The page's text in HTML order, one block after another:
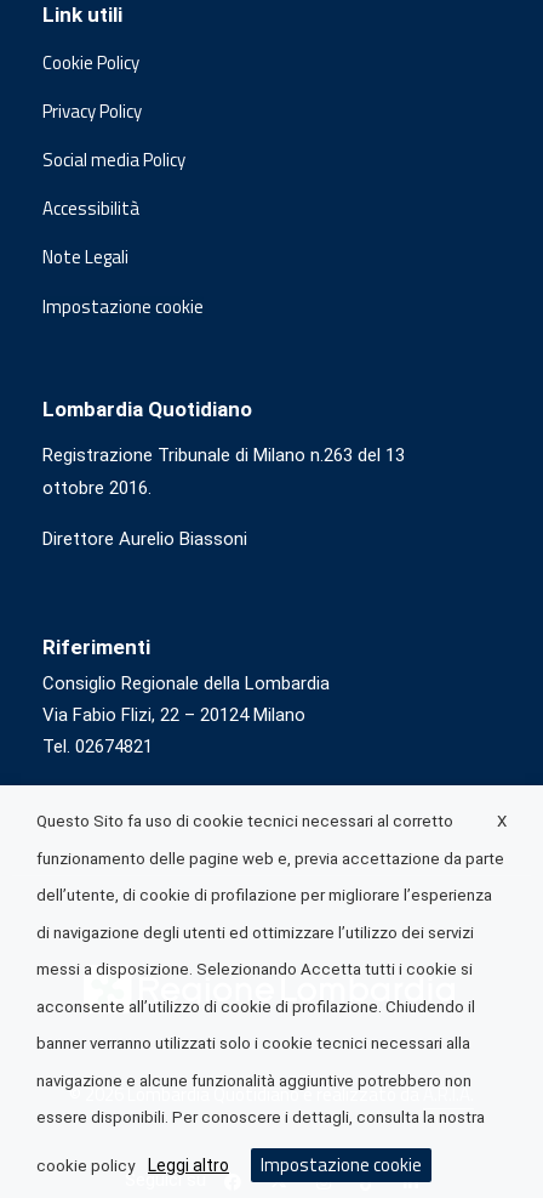
Link utili
Cookie Policy
Privacy Policy
Social media Policy
Accessibilità
Note Legali
Impostazione cookie
Lombardia Quotidiano
Registrazione Tribunale di Milano n.263 del 13
ottobre 2016.
Direttore Aurelio Biassoni
Riferimenti
Consiglio Regionale della Lombardia
Via Fabio Flizi, 22 – 20124 Milano
Tel. 02674821
© 2026 Lombardia Quotidiano è realizzato daA.R.I.A.
Seguici su
X
Questo Sito fa uso di cookie tecnici necessari al corretto
funzionamento delle pagine web e, previa accettazione da parte
dell’utente, di cookie di profilazione per migliorare l’esperienza
di navigazione degli utenti ed ottimizzare l’utilizzo dei servizi
messi a disposizione. Selezionando Accetta tutti i cookie si
acconsente all’utilizzo di cookie di profilazione. Chiudendo il
banner verranno utilizzati solo i cookie tecnici necessari alla
navigazione e alcune funzionalità aggiuntive potrebbero non
essere disponibili. Per conoscere i dettagli, consulta la nostra
cookie policy Leggi altro Impostazione cookie